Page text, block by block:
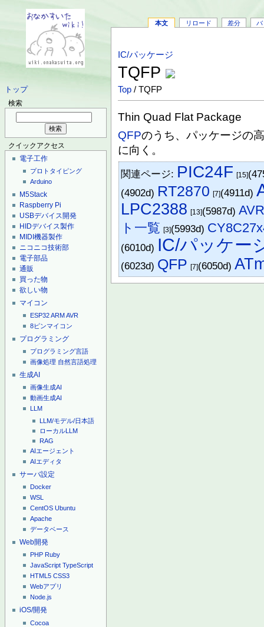
トップ
検索
クイックアクセス
電子工作
プロトタイピング
Arduino
M5Stack
Raspberry Pi
USBデバイス開発
HIDデバイス製作
MIDI機器製作
ニコニコ技術部
電子部品
通販
買った物
欲しい物
マイコン
ESP32ARMAVR
8ピンマイコン
プログラミング
プログラミング言語
画像処理 自然言語処理
生成AI
画像生成AI
動画生成AI
LLM
LLM/モデル/日本語
ローカルLLM
RAG
AIエージェント
AIエディタ
サーバ設定
Docker
WSL
CentOS Ubuntu
Apache
データベース
Web開発
PHP Ruby
JavaScript TypeScript
HTML5 CSS3
Webアプリ
Node.js
iOS/開発
Cocoa
本文 リロード 差分 バ
IC/パッケージ
TQFP
Top / TQFP
Thin Quad Flat Package
QFPのうち、パッケージの
に向く。
関連ページ: PIC24F [15]
(4902d) RT2870 [7](4911d)
LPC2388 [13](5987d)
ト一覧 [3](5993d)
(6010d) IC/パッケー
(6023d) QFP [7](6050d)